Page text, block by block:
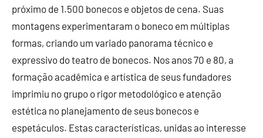
próximo de 1.500 bonecos e objetos de cena. Suas
montagens experimentaram o boneco em múltiplas
formas, criando um variado panorama técnico e
expressivo do teatro de bonecos. Nos anos 70 e 80, a
formação acadêmica e artística de seus fundadores
imprimiu no grupo o rigor metodológico e atenção
estética no planejamento de seus bonecos e
espetáculos. Estas características, unidas ao interesse